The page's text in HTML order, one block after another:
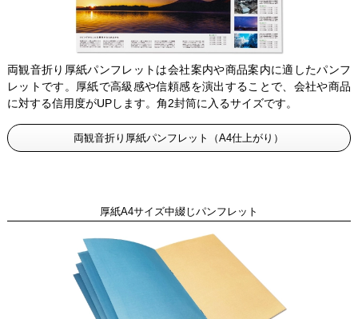
両観音折り厚紙パンフレットは会社案内や商品案内に適したパンフ
レットです。厚紙で高級感や信頼感を演出することで、会社や商品
に対する信用度がUPします。角2封筒に入るサイズです。
両観音折り厚紙パンフレット（A4仕上がり）
厚紙A4サイズ中綴じパンフレット